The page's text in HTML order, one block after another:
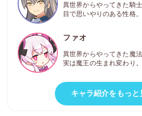
異世界からやってきた騎
目で思いやりのある性格。
ファオ
異世界からやってきた魔法
実は魔王の生まれ変わり。
キャラ紹介をもっと